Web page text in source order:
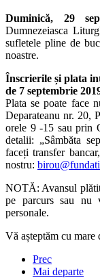
Duminică, 29
Dumnezeiasca
sufletele pline de
noastre.
Înscrierile și plata
de 7 septembrie
Plata se poate face
Deparateanu nr. 20,
orele 9 -15 sau prin
detalii: „Sâmbăta
faceți transfer
nostru:
NOTĂ: Avansul
pe parcurs sau nu
personale.
Vă așteptăm cu
Prec
Mai departe